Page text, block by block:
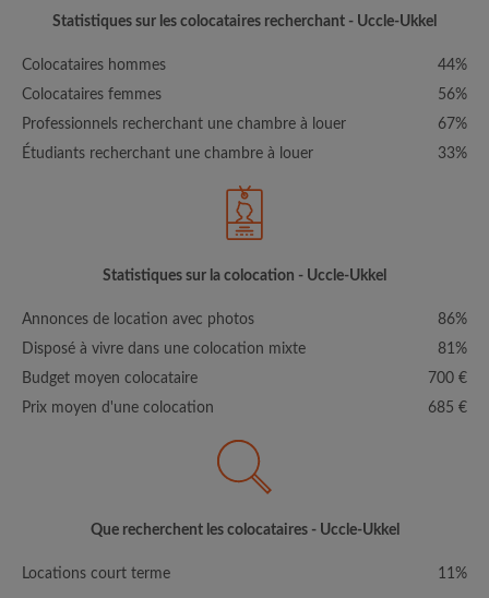
Statistiques sur les colocataires recherchant - Uccle-Ukkel
Colocataires hommes
44%
Colocataires femmes
56%
Professionnels recherchant une chambre à louer
67%
Étudiants recherchant une chambre à louer
33%
Statistiques sur la colocation - Uccle-Ukkel
Annonces de location avec photos
86%
Disposé à vivre dans une colocation mixte
81%
Budget moyen colocataire
700 €
Prix moyen d'une colocation
685 €
Que recherchent les colocataires - Uccle-Ukkel
Locations court terme 11%